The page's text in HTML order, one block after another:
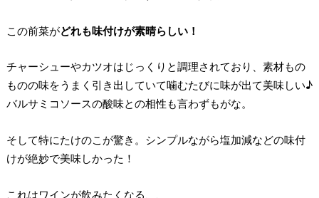
この前菜がどれも味付けが素晴らしい！
チャーシューやカツオはじっくりと調理されており、素材もの
ものの味をうまく引き出していて噛むたびに味が出て美味しい♪
バルサミコソースの酸味との相性も言わずもがな。
そして特にたけのこが驚き。シンプルながら塩加減などの味付
けが絶妙で美味しかった！
これはワインが飲みたくなる、、